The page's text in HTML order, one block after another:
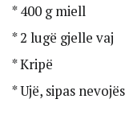
* 400 g miell
* 2 lugë gjelle vaj
* Kripë
* Ujë, sipas nevojës